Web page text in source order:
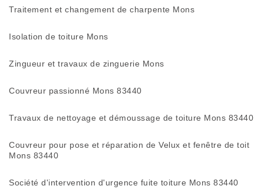
Traitement et changement de charpente Mons
Isolation de toiture Mons
Zingueur et travaux de zinguerie Mons
Couvreur passionné Mons 83440
Travaux de nettoyage et démoussage de toiture Mons 83440
Couvreur pour pose et réparation de Velux et fenêtre de toit
Mons 83440
Société d'intervention d'urgence fuite toiture Mons 83440